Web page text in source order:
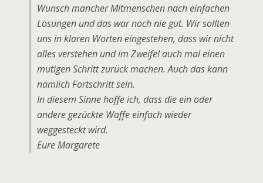
Wunsch mancher Mitmenschen nach einfachen
Lösungen und das war noch nie gut. Wir sollten
uns in klaren Worten eingestehen, dass wir nicht
alles verstehen und im Zweifel auch mal einen
mutigen Schritt zurück machen. Auch das kann
nämlich Fortschritt sein.
In diesem Sinne hoffe ich, dass die ein oder
andere gezückte Waffe einfach wieder
weggesteckt wird.
Eure Margarete